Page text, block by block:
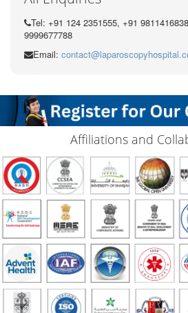
Tel: +91 124 2351555, +91
9999677788
Email:
Affiliations and